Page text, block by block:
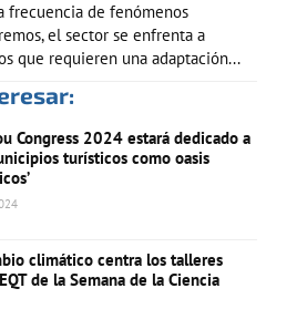
frecuencia de fenómenos
el sector se enfrenta a
que requieren una adaptación...
Congress 2024 estará dedicado a
turísticos como oasis
climático centra los talleres
de la Semana de la Ciencia